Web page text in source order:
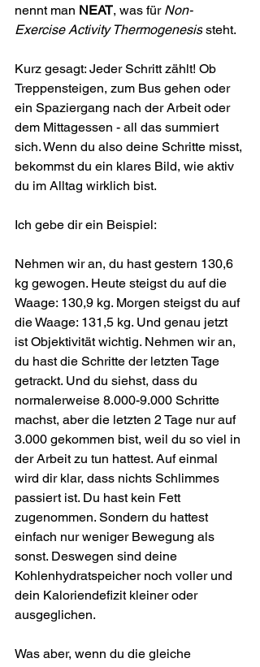
nennt man NEAT, was für Non-
Exercise Activity Thermogenesis steht.
Kurz gesagt: Jeder Schritt zählt! Ob
Treppensteigen, zum Bus gehen oder
ein Spaziergang nach der Arbeit oder
dem Mittagessen - all das summiert
sich. Wenn du also deine Schritte misst,
bekommst du ein klares Bild, wie aktiv
du im Alltag wirklich bist.
Ich gebe dir ein Beispiel:
Nehmen wir an, du hast gestern 130,6
kg gewogen. Heute steigst du auf die
Waage: 130,9 kg. Morgen steigst du auf
die Waage: 131,5 kg. Und genau jetzt
ist Objektivität wichtig. Nehmen wir an,
du hast die Schritte der letzten Tage
getrackt. Und du siehst, dass du
normalerweise 8.000-9.000 Schritte
machst, aber die letzten 2 Tage nur auf
3.000 gekommen bist, weil du so viel in
der Arbeit zu tun hattest. Auf einmal
wird dir klar, dass nichts Schlimmes
passiert ist. Du hast kein Fett
zugenommen. Sondern du hattest
einfach nur weniger Bewegung als
sonst. Deswegen sind deine
Kohlenhydratspeicher noch voller und
dein Kaloriendefizit kleiner oder
ausgeglichen.
Was aber, wenn du die gleiche